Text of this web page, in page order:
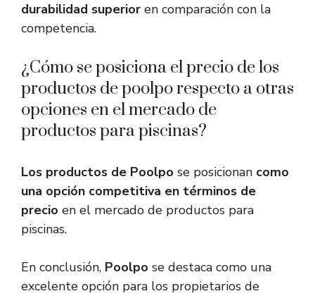
durabilidad superior en comparación con la
competencia.
¿Cómo se posiciona el precio de los
productos de poolpo respecto a otras
opciones en el mercado de
productos para piscinas?
Los productos de Poolpo se posicionan como
una opción competitiva en términos de
precio en el mercado de productos para
piscinas.
En conclusión, Poolpo se destaca como una
excelente opción para los propietarios de